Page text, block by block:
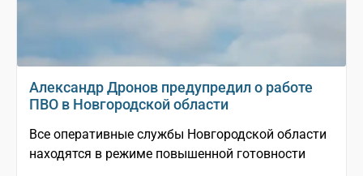
Александр Дронов предупредил о работе
ПВО в Новгородской области
Все оперативные службы Новгородской области
находятся в режиме повышенной готовности